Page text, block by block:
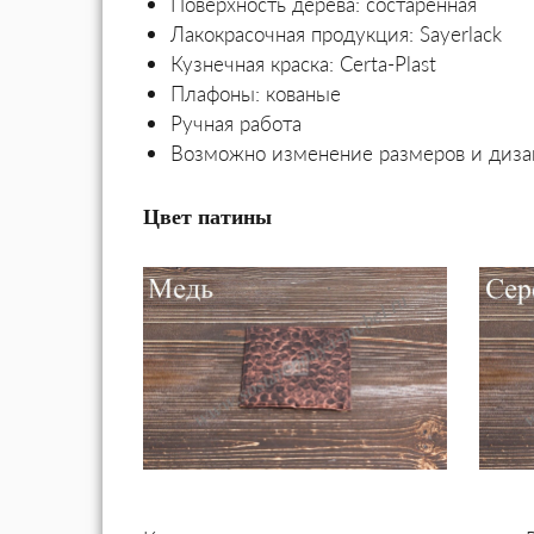
Лакокрасочная продукция: Sayerlack
Кузнечная краска: Certa-Plast
Плафоны: кованые
Ручная работа
Возможно изменение размеров и
Цвет патины